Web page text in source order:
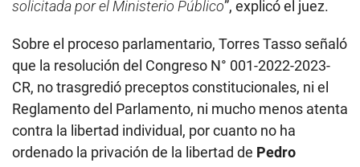
de convicción, la prognosis de la pena, el peligro
obstaculización de la actividad probatoria y la
proporcionalidad de la medida; lo cual ha conllevado a
formar convicción en el juzgador ordinario para
resolver el requerimiento de prisión preventiva
solicitada por el Ministerio Público